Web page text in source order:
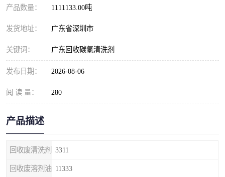
产品数量： 1111133.00吨
发货地址： 广东省深圳市
关键词： 广东回收碳氢清洗剂
发布日期： 2026-08-06
阅 读 量： 280
产品描述
回收废清洗剂 3311
回收废溶剂油 11333